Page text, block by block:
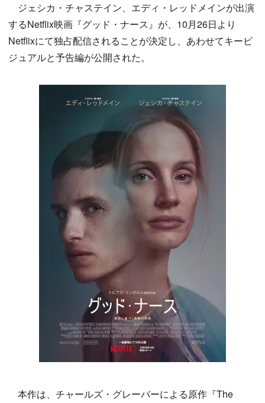
ジェシカ・チャステイン、エディ・レッドメインが出演
するNetflix映画『グッド・ナース』が、10月26日より
Netflixにて独占配信されることが決定し、あわせてキービ
ジュアルと予告編が公開された。
本作は、チャールズ・グレーバーによる原作『The